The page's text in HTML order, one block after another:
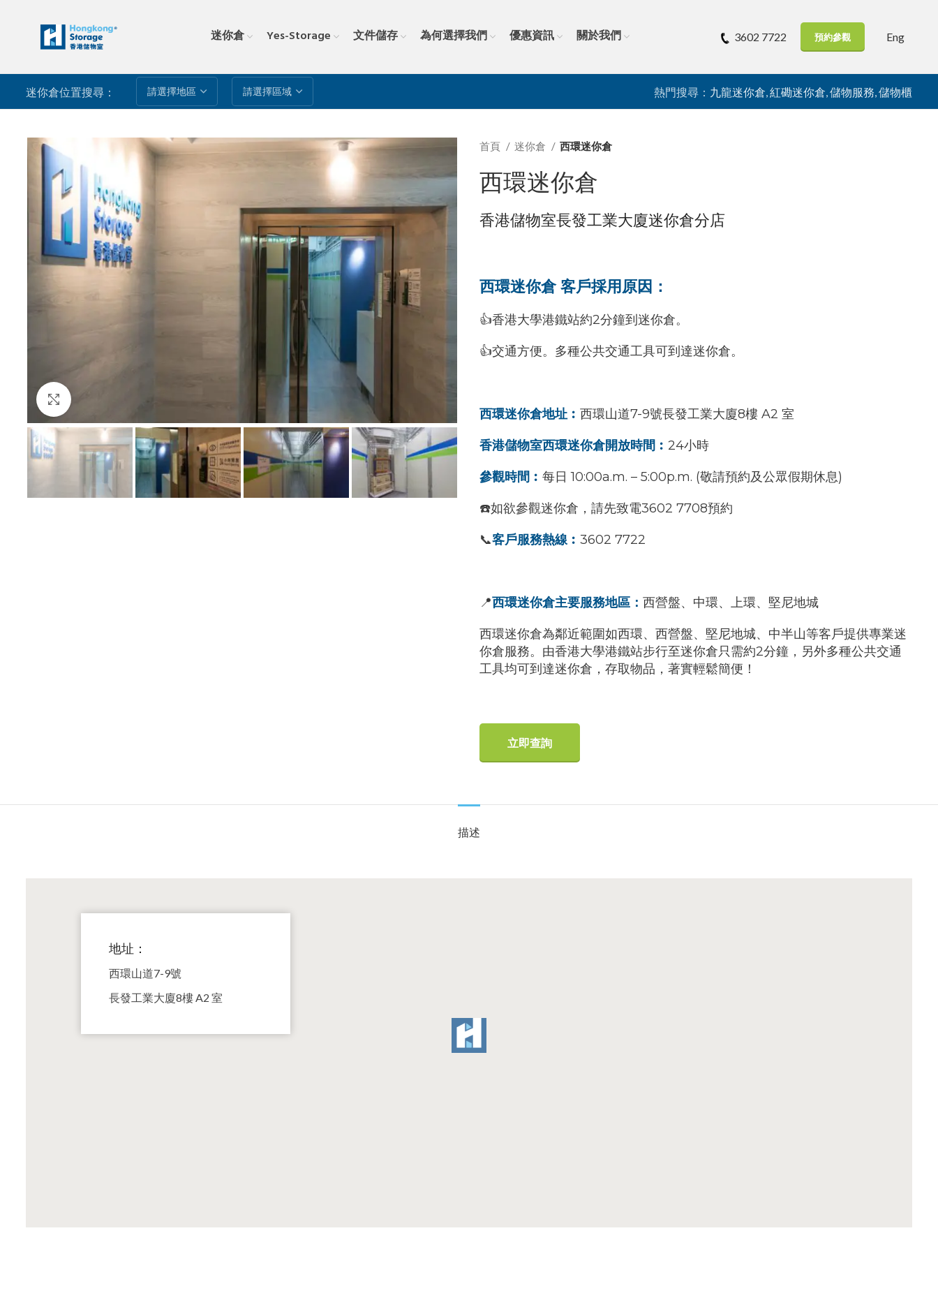
迷你倉 Yes-Storage 文件儲存 為何選擇我們 優惠資訊 關於我們 3602 7722 預約參觀 Eng
迷你倉位置搜尋： 熱門搜尋： 九龍迷你倉 紅磡迷你倉 儲物服務 儲物櫃
首頁 迷你倉 西環迷你倉
西環迷你倉
香港儲物室長發工業大廈迷你倉分店
西環迷你倉 客戶採用原因：
👍香港大學港鐵站約2分鐘到迷你倉。
👍交通方便。多種公共交通工具可到達迷你倉。
西環迷你倉地址︰ 西環山道7-9號長發工業大廈8樓 A2 室
香港儲物室西環迷你倉開放時間︰ 24小時
參觀時間︰ 每日 10:00a.m. – 5:00p.m. (敬請預約及公眾假期休息)
☎️如欲參觀迷你倉，請先致電3602 7708預約
📞客戶服務熱線︰ 3602 7722
📍西環迷你倉主要服務地區： 西營盤、中環、上環、堅尼地城
西環迷你倉為鄰近範圍如西環、西營盤、堅尼地城、中半山等客戶提供專業迷
你倉服務。由香港大學港鐵站步行至迷你倉只需約2分鐘，另外多種公共交通
工具均可到達迷你倉，存取物品，著實輕鬆簡便！
立即查詢
描述
地址：
西環山道7-9號
長發工業大廈8樓 A2 室